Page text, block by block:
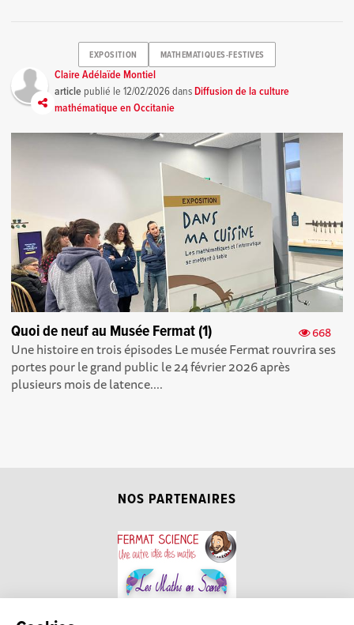
EXPOSITION MATHEMATIQUES-FESTIVES
Claire Adélaïde Montiel
article publié le12/02/2026dansDiffusion de la culture
mathématique en Occitanie
668
Quoi de neuf au Musée Fermat (1)
Une histoire en trois épisodes Le musée Fermat rouvrira ses
portes pour le grand public le 24 février 2026 après
plusieurs mois de latence....
NOS PARTENAIRES